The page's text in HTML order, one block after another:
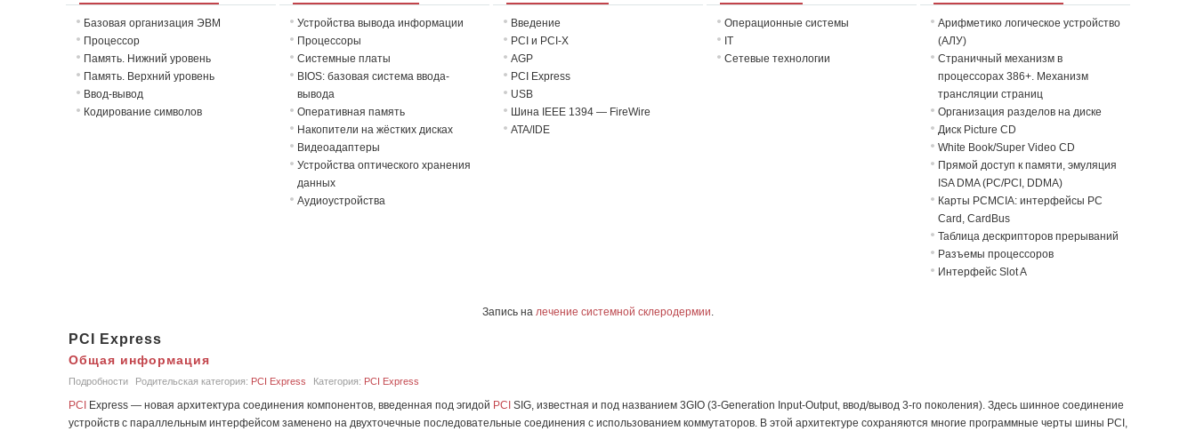
Базовая организация ЭВМ
Процессор
Память. Нижний уровень
Память. Верхний уровень
Ввод-вывод
Кодирование символов
Устройства вывода информации
Процессоры
Системные платы
BIOS: базовая система ввода-
вывода
Оперативная память
Накопители на жёстких дисках
Видеоадаптеры
Устройства оптического хранения
данных
Аудиоустройства
Введение
PCI и PCI-X
AGP
PCI Express
USB
Шина IEEE 1394 — FireWire
ATA/IDE
Операционные системы
IT
Сетевые технологии
Арифметико логическое устройство
(АЛУ)
Страничный механизм в
процессорах 386+. Механизм
трансляции страниц
Организация разделов на диске
Диск Picture CD
White Book/Super Video CD
Прямой доступ к памяти, эмуляция
ISA DMA (PC/PCI, DDMA)
Карты PCMCIA: интерфейсы PC
Card, CardBus
Таблица дескрипторов прерываний
Разъемы процессоров
Интерфейс Slot A
Запись на лечение системной склеродермии.
PCI Express
Общая информация
Подробности Родительская категория: PCI Express Категория: PCI Express
PCI Express — новая архитектура соединения компонентов, введенная под эгидой PCI SIG, известная и под названием 3GIO (3-Generation Input-Output, ввод/вывод 3-го поколения). Здесь шинное соединение
устройств с параллельным интерфейсом заменено на двухточечные последовательные соединения с использованием коммутаторов. В этой архитектуре сохраняются многие программные черты шины PCI,